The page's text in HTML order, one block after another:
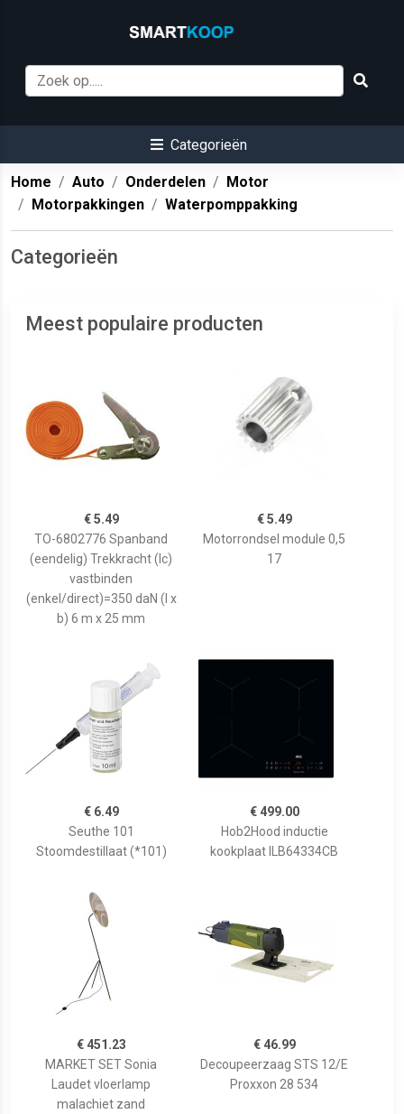
Categorieën
Home Auto Onderdelen
Motor
Motorpakkingen
Waterpomppakking
Categorieën
Meest populaire producten
€ 5.49
TO-6802776 Spanband
(eendelig) Trekkracht (lc)
vastbinden
(enkel/direct)=350 daN (l x
b) 6 m x 25 mm
€ 5.49
Motorrondsel module 0,5
17
€ 6.49
Seuthe 101
Stoomdestillaat (*101)
€ 499.00
Hob2Hood inductie
kookplaat ILB64334CB
€ 451.23
MARKET SET Sonia
Laudet vloerlamp
malachiet zand
€ 46.99
Decoupeerzaag STS 12/E
Proxxon 28 534